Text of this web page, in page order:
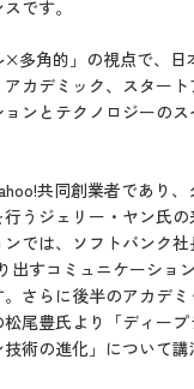
です。
多角的」の視点で、日
カデミック、スター
ンとテクノロジーの
共同創業者であり、
うジェリー・ヤン氏
では、ソフトバンク
出すコミュニケーショ
さらに後半のアカデ
尾豊氏より「ディー
術の進化」について